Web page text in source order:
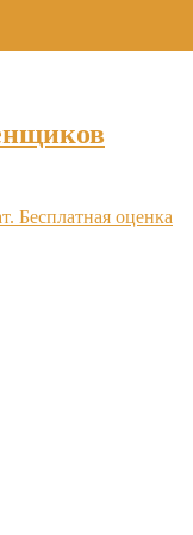
Бесплатная оценка